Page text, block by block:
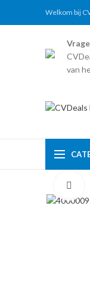
Welkom bij
van